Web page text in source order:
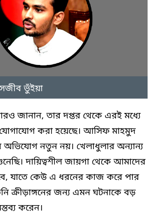
ভুঁইয়া
জানান, তার দপ্তর থেকে এরই মধ্যে
যোগাযোগ করা হয়েছে। আসিফ মাহমুদ
অভিযোগ নতুন নয়। খেলাধুলার অন্যান্য
দায়িত্বশীল জায়গা থেকে আমাদের
যাতে কেউ এ ধরনের কাজ করে পার
ক্রীড়াঙ্গনের জন্য এমন ঘটনাকে বড়
করেন।